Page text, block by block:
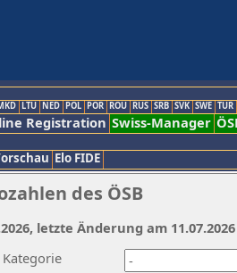
LTU NED POL POR ROU RUS SRB SVK SWE TUR
Registration Swiss-Manager
Elo FIDE
des ÖSB
Kategorie
letzte Änderung am